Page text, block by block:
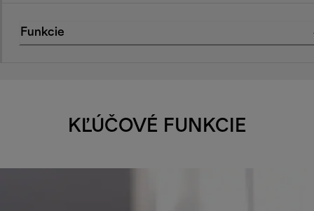
Funkcie
KĽÚČOVÉ FUNKCIE